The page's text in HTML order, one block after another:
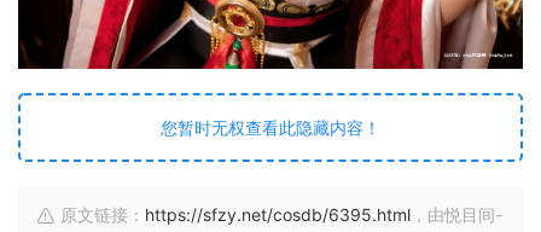
您暂时无权查看此隐藏内容！
原文链接： https://sfzy.net/cosdb/6395.html ，由悦目间-